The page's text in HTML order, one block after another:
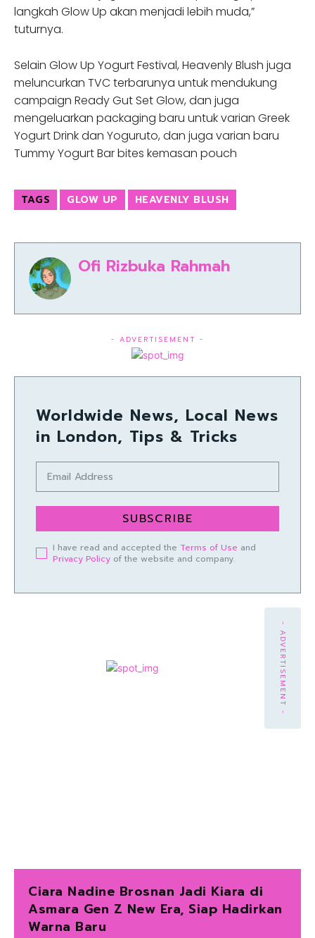
langkah Glow Up akan menjadi lebih muda,”
tuturnya.
Selain Glow Up Yogurt Festival, Heavenly Blush juga
meluncurkan TVC terbarunya untuk mendukung
campaign Ready Gut Set Glow, dan juga
mengeluarkan packaging baru untuk varian Greek
Yogurt Drink dan Yoguruto, dan juga varian baru
Tummy Yogurt Bar bites kemasan pouch
TAGS GLOW UP HEAVENLY BLUSH
Ofi Rizbuka Rahmah
- ADVERTISEMENT -
Worldwide News, Local News
in London, Tips & Tricks
SUBSCRIBE
I have read and accepted the Terms of Use and
Privacy Policy of the website and company.
- ADVERTISEMENT -
Ciara Nadine Brosnan Jadi Kiara di
Asmara Gen Z New Era, Siap Hadirkan
Warna Baru